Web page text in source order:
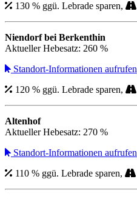
130 % ggü. Lebrade sparen,
Niendorf bei Berkenthin
Aktueller Hebesatz: 260 %
Standort-Informationen aufrufen
120 % ggü. Lebrade sparen,
Altenhof
Aktueller Hebesatz: 270 %
Standort-Informationen aufrufen
110 % ggü. Lebrade sparen,